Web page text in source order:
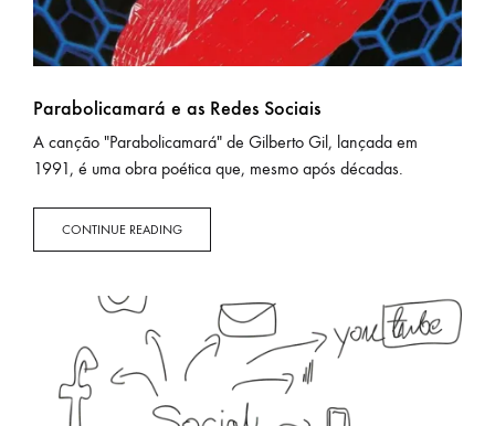
Parabolicamará e as Redes Sociais
A canção "Parabolicamará" de Gilberto Gil, lançada em
1991, é uma obra poética que, mesmo após décadas.
CONTINUE READING